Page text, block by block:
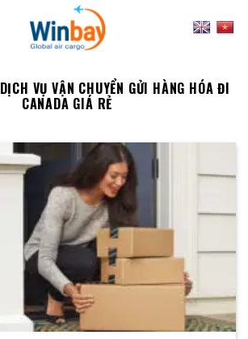
DỊCH VỤ VẬN CHUYỂN GỬI HÀNG HÓA ĐI
CANADA GIÁ RẺ